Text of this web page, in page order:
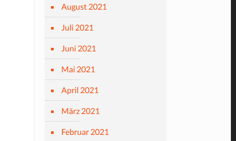
August 2021
Juli 2021
Juni 2021
Mai 2021
April 2021
März 2021
Februar 2021